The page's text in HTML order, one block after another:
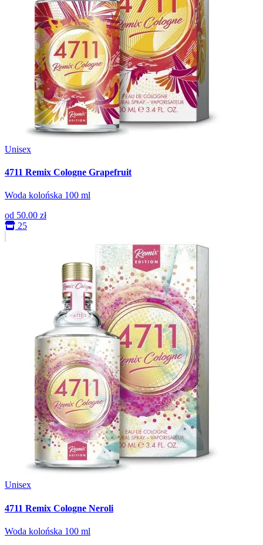
Unisex
4711 Remix Cologne Grapefruit
Woda kolońska 100 ml
od 50.00 zł
25
Unisex
4711 Remix Cologne Neroli
Woda kolońska 100 ml